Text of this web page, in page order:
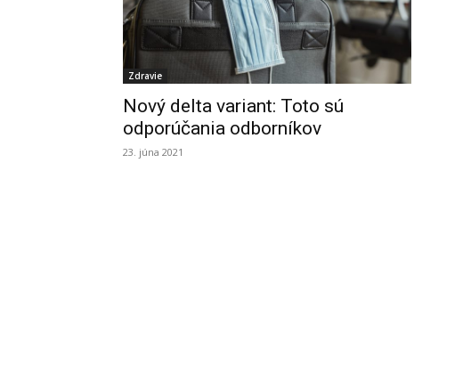
Zdravie
Nový delta variant: Toto sú
odporúčania odborníkov
23. júna 2021